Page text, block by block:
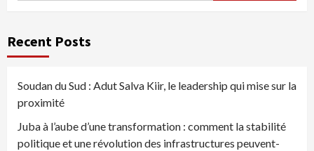
Recent Posts
Soudan du Sud : Adut Salva Kiir, le leadership qui mise sur la
proximité
Juba à l’aube d’une transformation : comment la stabilité
politique et une révolution des infrastructures peuvent-